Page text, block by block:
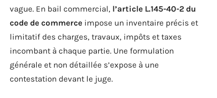
vague. En bail commercial, l’article L.145-40-2 du
code de commerce impose un inventaire précis et
limitatif des charges, travaux, impôts et taxes
incombant à chaque partie. Une formulation
générale et non détaillée s’expose à une
contestation devant le juge.